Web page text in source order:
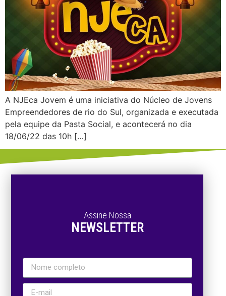
A NJEca Jovem é uma iniciativa do Núcleo de Jovens
Empreendedores de rio do Sul, organizada e executada
pela equipe da Pasta Social, e acontecerá no dia
18/06/22 das 10h […]
Assine Nossa
NEWSLETTER